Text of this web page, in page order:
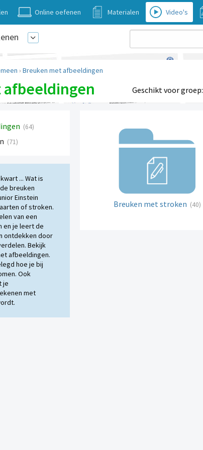
Online oefenen Materialen Video's
› Breuken met afbeeldingen
Geschikt voor groep:
(64)
(71)
... Wat is
breuken
Einstein
of stroken.
van een
en je leert de
ontdekken door
Bekijk
afbeeldingen.
hoe je bij
Ook
je
met
Breuken met stroken (40)